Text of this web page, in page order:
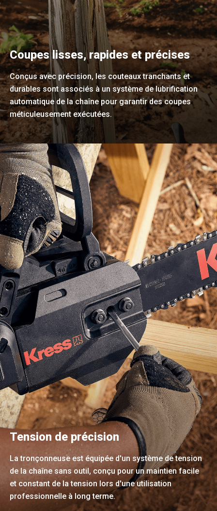
Coupes lisses, rapides et précises
Conçus avec précision, les couteaux tranchants et
durables sont associés à un système de lubrification
automatique de la chaîne pour garantir des coupes
méticuleusement exécutées.
Tension de précision
La tronçonneuse est équipée d'un système de tension
de la chaîne sans outil, conçu pour un maintien facile
et constant de la tension lors d'une utilisation
professionnelle à long terme.